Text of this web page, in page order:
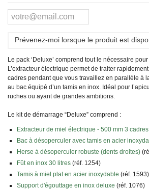
Prévenez-moi lorsque le produit est
Le pack ‘Deluxe’ comprend tout le nécessaire pour
L’extracteur électrique permet de traiter
cadres pendant que vous travaillez en parallèle à
au bac équipé d’un tamis en inox. Idéal pour
ruches ou ayant de grandes ambitions.
Le kit de démarrage “Deluxe” comprend :
Extracteur de miel électrique - 500 mm 3
Bac à désoperculer avec tamis en acier
Herse à désoperculer robuste (dents droites)
Fût en inox 30 litres (réf. 1254)
Tamis à miel plat en acier inoxydable (réf. 1593)
Support d'égouttage en inox deluxe (réf. 1076)